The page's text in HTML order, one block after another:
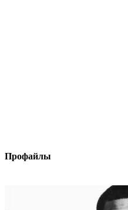
Профайлы